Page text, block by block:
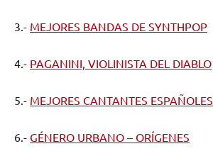
3.- MEJORES BANDAS DE SYNTHPOP
4.- PAGANINI, VIOLINISTA DEL DIABLO
5.- MEJORES CANTANTES ESPAÑOLES
6.- GÉNERO URBANO – ORÍGENES